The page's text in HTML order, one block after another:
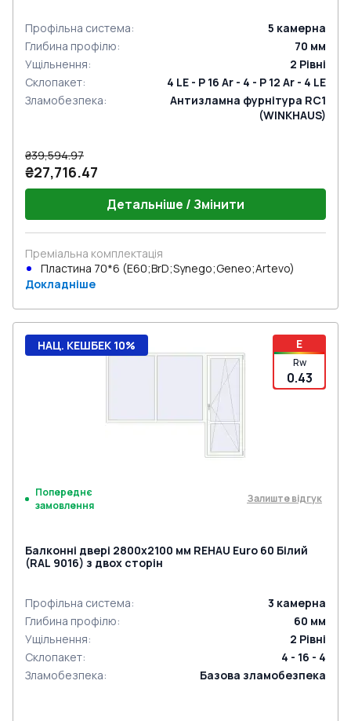
Профільна система: 5 камерна
Глибина профілю: 70 мм
Ущільнення: 2 Рівні
Склопакет:
4 LE - P 16 Ar - 4 - P 12 Ar - 4 LE
Зламобезпека:
Антизламна фурнітура RC1
(WINKHAUS)
₴39,594.97
₴27,716.47
Детальніше / Змінити
Преміальна комплектація
Пластина 70*6 (E60;BrD;Synego;Geneo;Artevo)
Докладніше
E
Rw
0.43
НАЦ. КЕШБЕК 10%
Попереднє
замовлення
Залиште відгук
Балконні двері 2800x2100 мм REHAU Euro 60 Білий
(RAL 9016) з двох сторін
Профільна система: 3 камерна
Глибина профілю: 60 мм
Ущільнення: 2 Рівні
Склопакет:
4 - 16 - 4
Зламобезпека: Базова зламобезпека